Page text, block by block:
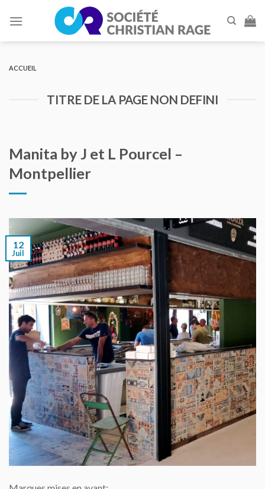
ACCUEIL
TITRE DE LA PAGE NON DEFINI
Manita by J et L Pourcel –
Montpellier
12
Juil